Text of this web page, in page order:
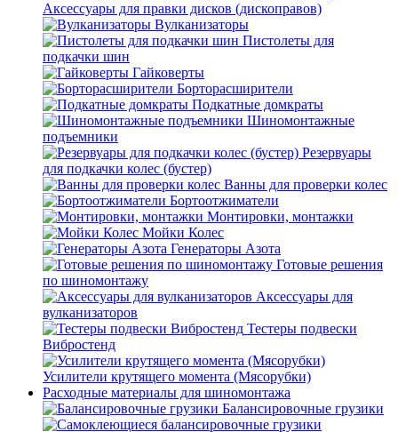
Аксессуары для правки дисков (дископравов)
Вулканизаторы
Пистолеты для
подкачки шин
Гайковерты
Борторасширители
Подкатные домкраты
Шиномонтажные
подъемники
Резервуары
для подкачки колес (бустер)
Ванны для проверки колес
Бортоотжиматели
Монтировки, монтажки
Мойки Колес
Генераторы Азота
Готовые решения
по шиномонтажу
Аксессуары для
вулканизаторов
Тестеры подвески
Вибростенд
Усилители крутящего момента (Мясорубки)
Расходные материалы для шиномонтажа
Балансировочные грузики